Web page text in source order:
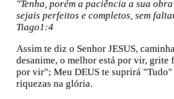
"Tenha, porém a paciência a sua
sejais perfeitos e completos, sem
Tiago1:4
Assim te diz o Senhor JESUS,
desanime, o melhor está por vir, grite
por vir"; Meu DEUS te suprirá "Tudo"
riquezas na glória.